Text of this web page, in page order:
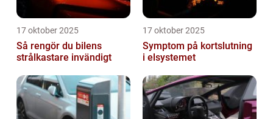
17 oktober 2025
Så rengör du bilens
strålkastare invändigt
17 oktober 2025
Symptom på kortslutning
i elsystemet